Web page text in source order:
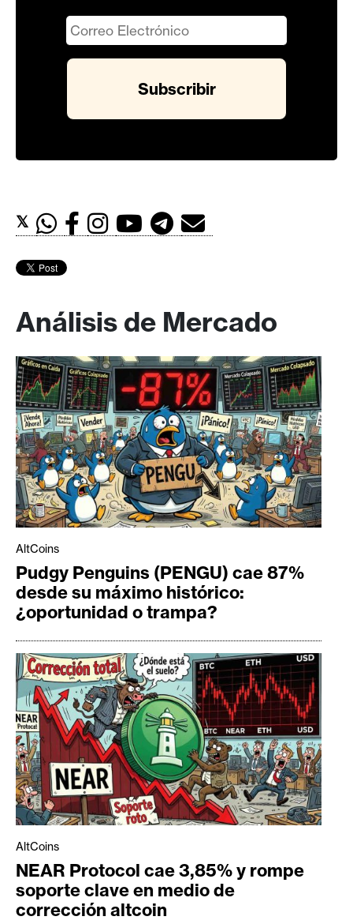
𝕏
Análisis de Mercado
AltCoins
Pudgy Penguins (PENGU) cae 87%
desde su máximo histórico:
¿oportunidad o trampa?
AltCoins
NEAR Protocol cae 3,85% y rompe
soporte clave en medio de
corrección altcoin